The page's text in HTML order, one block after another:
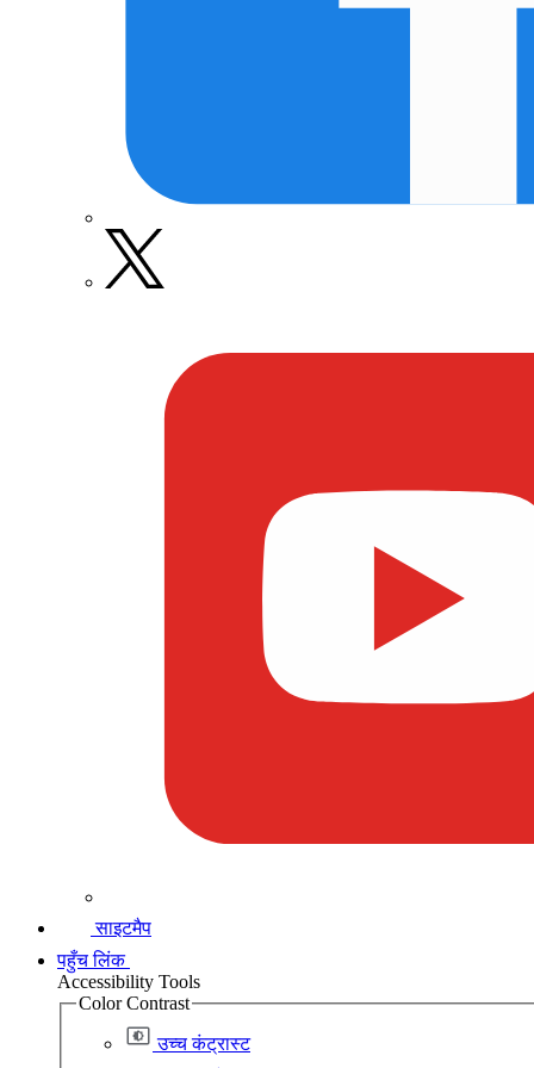
साइटमैप
पहुँच लिंक
Accessibility Tools
Color Contrast
उच्च कंट्रास्ट